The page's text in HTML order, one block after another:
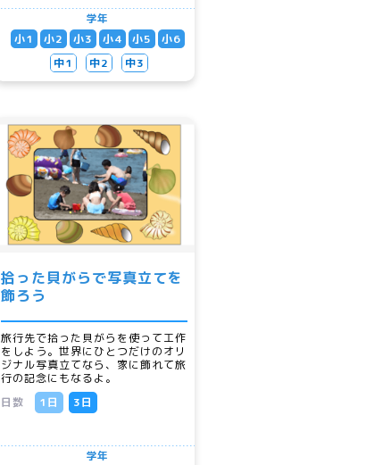
学年
小1
小2 小3 小4 小5
小6
中1
中2 中3
拾った貝がらで写真立てを
飾ろう
旅行先で拾った貝がらを使って工作
をしよう。世界にひとつだけのオリ
ジナル写真立てなら、家に飾れて旅
行の記念にもなるよ。
日数
1日 3日
学年